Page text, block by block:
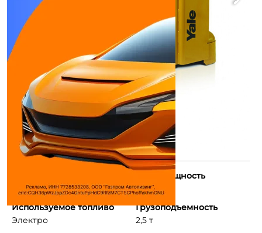
Электродвигатель ...
Макс. мощность
3,5 л.с.
Используемое топливо
Электро
Грузоподъемность
2,5 т